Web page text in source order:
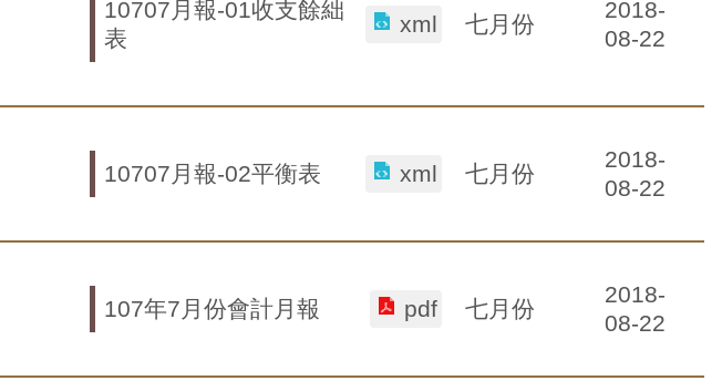
10707月報-01收支餘絀
表
xml 七月份
2018-
08-22
10707月報-02平衡表 xml 七月份
2018-
08-22
107年7月份會計月報 pdf 七月份
2018-
08-22